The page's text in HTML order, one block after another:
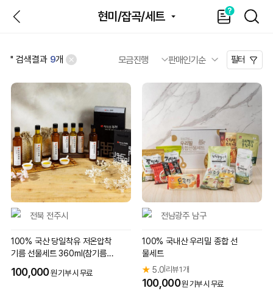
뒤
현미/잡곡/세트
가
이
'' 검색결과 9개 필터
전북 전주시
100% 국산 당일착유 저온압착
기름 선물세트 360ml(참기름,
100,000원 기부 시 무료
전남광주 남구
100% 국내산 우리밀 종합 선
물세트
★ 5.0 리뷰 1개
100,000원 기부 시 무료